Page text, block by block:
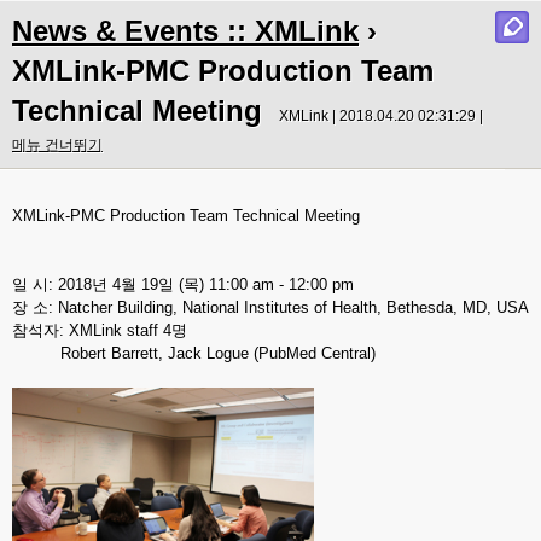
News & Events :: XMLink ›
XMLink-PMC Production Team
Technical Meeting
XMLink | 2018.04.20 02:31:29 |
메뉴 건너뛰기
XMLink-PMC Production Team Technical Meeting
일 시: 2018년 4월 19일 (목) 11:00 am - 12:00 pm
장 소: Natcher Building, National Institutes of Health, Bethesda, MD, USA
참석자: XMLink staff 4명
Robert Barrett, Jack Logue (PubMed Central)